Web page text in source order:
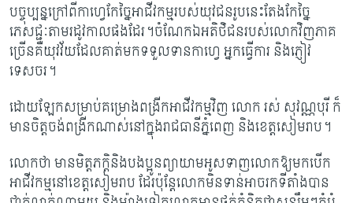
បច្ចុប្បន្នក្រៅពីកាហ្វេកែច្នៃអាជីវកម្មរបស់យុវជនរូបនេះតែងកែច្នៃ
ភេសជ្ជៈតាមរដូវកាលផងដែរ។ចំណែកឯអតិថិជនរបស់លោកវិញភាគ
ច្រើនគឺយុវវ័យដែលគាត់មកទទួលទានកាហ្វេ អ្នកធ្វើការ និងភ្ញៀវ
ទេសចរ​​។
ដោយឡែកសម្រាប់គម្រោងពង្រីកអាជីវកម្មវិញ លោក រស់ សុវណ្ណបុរី ​ក៏​
មានចិត្តចង់ពង្រីកណាស់នៅក្នុងរាជធានីភ្នំពេញ និងខេត្តសៀមរាប។
លោក​ថា មានមិត្តភក្តិនិងបងប្អូនព្យាយាមអូសទាញលោក​ឱ្យមកបើក
អាជីវកម្មនៅខេត្តសៀមរាប ដែរប៉ុន្តែលោ​កមិនទាន់អាចរកទីតាំងបាន